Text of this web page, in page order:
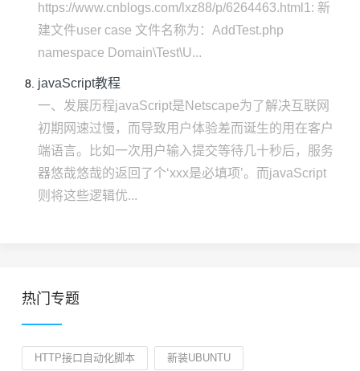
https://www.cnblogs.com/lxz88/p/6264463.html1: 新
建文件user case 文件名称为：AddTest.php
namespace Domain\Test\U...
javaScript教程
一、发展历程javaScript是Netscape为了解决互联网
初期网速过慢，而导致用户体验差而诞生的用在客户
端语言。比如一次用户输入提交等待几十秒后，服务
器悠哉悠哉的返回了个‘xxx是必填项’。而javaScript
则将这些逻辑优...
热门专题
HTTP接口自动化脚本 新装UBUNTU